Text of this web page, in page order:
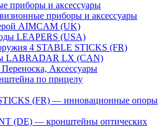
приборы и аксессуары
приборы и аксессуары
AIMCAM (UK)
LEAPERS (USA)
4 STABLE STICKS (FR)
LABRADAR LX (CAN)
Аксессуары
по прицелу
(FR) — инновационные опоры
(DE) — кронштейны оптических